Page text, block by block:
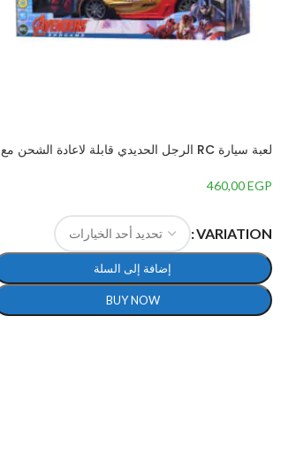
لعبة سيارة RC الرجل الحديدي قابلة لاعادة الشحن مع
460,00EGP
VARIATION
إضافة إلى السلة
BUY NOW